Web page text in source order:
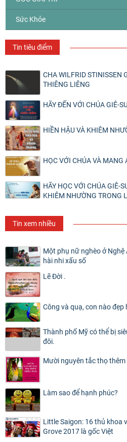
Sức Khỏe
Tin tiêu điểm
CHA WILFRID STINISSEN
THIÊNG LIÊNG
HÃY ĐẾN VỚI CHÚA GIÊ-
HIỀN HẬU VÀ KHIÊM
HỌC VỚI CHÚA VÀ MANG
HÃY HỌC VỚI CHÚA GIÊ-
KHIÊM NHƯỜNG TRONG
Tin xem nhiều
Một phụ nữ nghèo ở
hài nhi xấu số
Lẽ Đời .
Công và quạ, con nào đẹp
Thành phố Mỹ có thể bị
đôi.
Mười nguyên tắc thọ thêm
Làm sao để hạnh phúc?
Little Saigon: 16 thủ khoa
Grove 2017 là gốc Việt